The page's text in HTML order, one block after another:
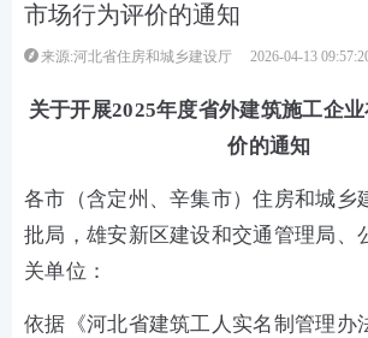
市场行为评价的通知
来源:河北省住房和城乡建设厅 2026-04-13
关于开展2025年度省外建筑施工企
价的通知
各市（含定州、辛集市）住房和城乡
批局，雄安新区建设和交通管理局、
关单位：
依据《河北省建筑工人实名制管理办